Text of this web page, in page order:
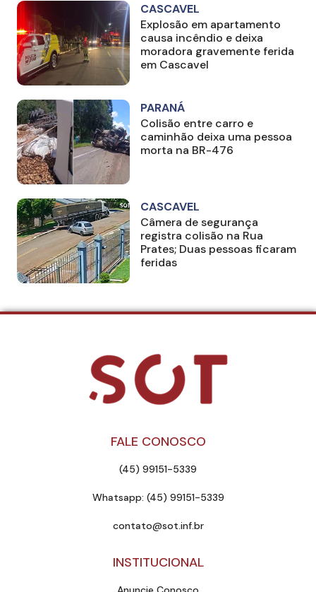
CASCAVEL
Explosão em apartamento
causa incêndio e deixa
moradora gravemente ferida
em Cascavel
PARANÁ
Colisão entre carro e
caminhão deixa uma pessoa
morta na BR-476
CASCAVEL
Câmera de segurança
registra colisão na Rua
Prates; Duas pessoas ficaram
feridas
FALE CONOSCO
(45) 99151-5339
Whatsapp: (45) 99151-5339
contato@sot.inf.br
INSTITUCIONAL